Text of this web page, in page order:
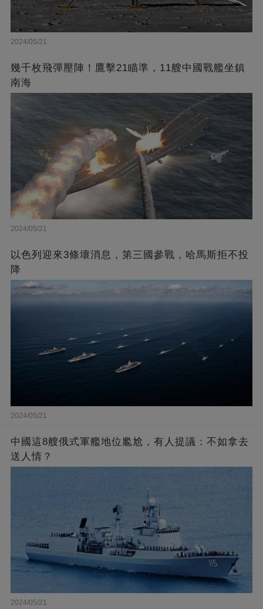
2024/05/21
幾千枚飛彈壓陣！鷹擊21瞄準，11艘中國戰艦坐鎮
南海
2024/05/21
以色列迎來3條壞消息，第三國參戰，哈馬斯拒不投
降
2024/05/21
中國這8艘俄式軍艦地位尷尬，有人提議：不如拿去
送人情？
2024/05/21